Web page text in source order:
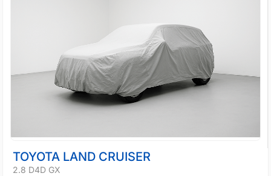
TOYOTA LAND CRUISER
2.8 D4D GX